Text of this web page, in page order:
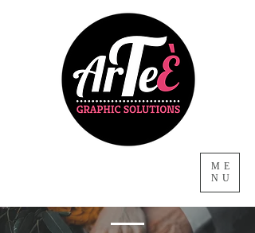
ME
NU